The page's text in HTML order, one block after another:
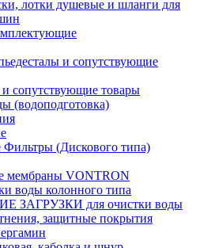
лотки душевые и шланги для
и сопутствующие
сопутствующие товары
(водоподготовка)
Фильтры (Дискового типа)
мембраны VONTRON
воды колонного типа
для очистки воды
защитные покрытия